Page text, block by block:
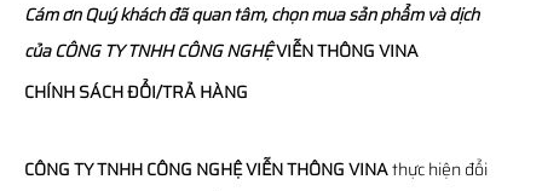
Cám ơn Quý khách đã quan tâm, chọn mua sản phẩm và dịch
củaCÔNG TY TNHH CÔNG NGHỆVIỄN THÔNGVINA
CHÍNH SÁCH ĐỔI/TRẢ HÀNG
CÔNG TY TNHH CÔNG NGHỆ VIỄN THÔNG VINAthực hiện đổi